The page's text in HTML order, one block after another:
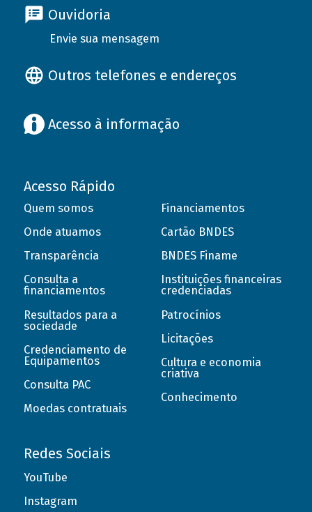
Ouvidoria
Envie sua mensagem
Outros telefones e endereços
Acesso à informação
Acesso Rápido
Quem somos
Onde atuamos
Transparência
Consulta a
financiamentos
Resultados para a
sociedade
Credenciamento de
Equipamentos
Consulta PAC
Moedas contratuais
Financiamentos
Cartão BNDES
BNDES Finame
Instituições financeiras
credenciadas
Patrocínios
Licitações
Cultura e economia
criativa
Conhecimento
Redes Sociais
YouTube
Instagram